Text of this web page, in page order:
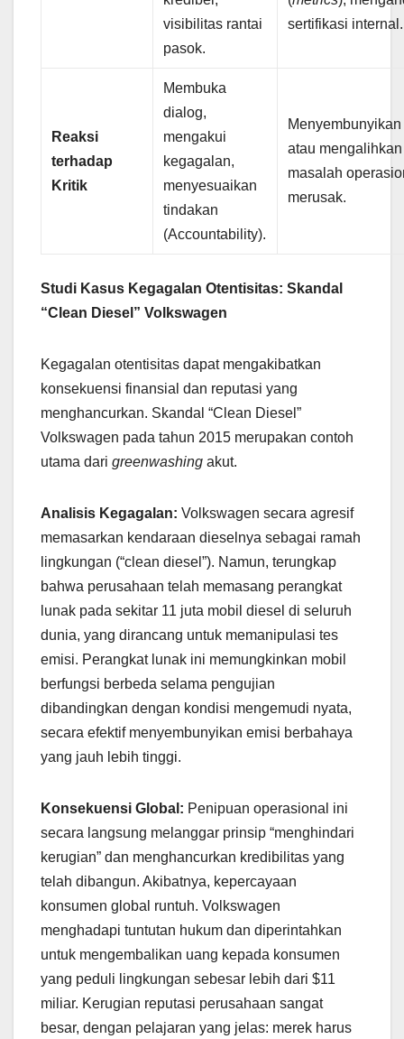
visibilitas rantai
pasok.
sertifikasi internal.
Reaksi
terhadap
Kritik
Membuka
dialog,
mengakui
kegagalan,
menyesuaikan
tindakan
(Accountability).
atau
masalah
merusak.
Studi Kasus Kegagalan Otentisitas: Skandal
“Clean Diesel” Volkswagen
Kegagalan otentisitas dapat mengakibatkan
konsekuensi finansial dan reputasi yang
menghancurkan. Skandal “Clean Diesel”
Volkswagen pada tahun 2015 merupakan contoh
utama dari greenwashing akut.
Analisis Kegagalan: Volkswagen secara agresif
memasarkan kendaraan dieselnya sebagai ramah
lingkungan (“clean diesel”). Namun, terungkap
bahwa perusahaan telah memasang perangkat
lunak pada sekitar 11 juta mobil diesel di seluruh
dunia, yang dirancang untuk memanipulasi tes
emisi. Perangkat lunak ini memungkinkan mobil
berfungsi berbeda selama pengujian
dibandingkan dengan kondisi mengemudi nyata,
secara efektif menyembunyikan emisi berbahaya
yang jauh lebih tinggi.
Konsekuensi Global: Penipuan operasional ini
secara langsung melanggar prinsip “menghindari
kerugian” dan menghancurkan kredibilitas yang
telah dibangun. Akibatnya, kepercayaan
konsumen global runtuh. Volkswagen
menghadapi tuntutan hukum dan diperintahkan
untuk mengembalikan uang kepada konsumen
yang peduli lingkungan sebesar lebih dari $11
miliar. Kerugian reputasi perusahaan sangat
besar, dengan pelajaran yang jelas: merek harus